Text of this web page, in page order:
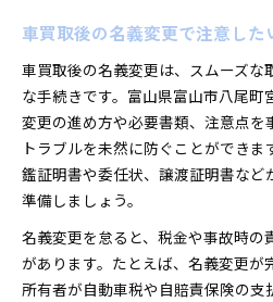
車買取後の名義変更で注意した
車買取後の名義変更は、スムーズな
な手続きです。富山県富山市八尾
変更の進め方や必要書類、注意点を
トラブルを未然に防ぐことができ
鑑証明書や委任状、譲渡証明書など
準備しましょう。
名義変更を怠ると、税金や事故時の
があります。たとえば、名義変更が
所有者が自動車税や自賠責保険の支